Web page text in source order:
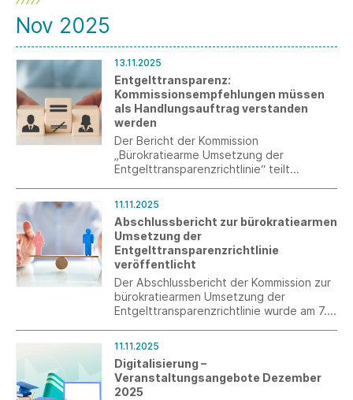
Nov 2025
13.11.2025
Entgelttransparenz:
Kommissionsempfehlungen müssen
als Handlungsauftrag verstanden
werden
Der Bericht der Kommission
„Bürokratiearme Umsetzung der
Entgelttransparenzrichtlinie“ teilt
Handlungsanleitungen überführt werden.
11.11.2025
Abschlussbericht zur bürokratiearmen
Umsetzung der
Entgelttransparenzrichtlinie
veröffentlicht
Der Abschlussbericht der Kommission zur
bürokratiearmen Umsetzung der
Entgelttransparenzrichtlinie wurde am 7.
11.11.2025
Digitalisierung –
Veranstaltungsangebote Dezember
2025